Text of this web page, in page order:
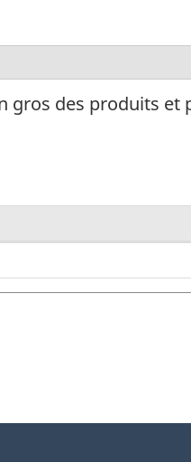
gros des produits et